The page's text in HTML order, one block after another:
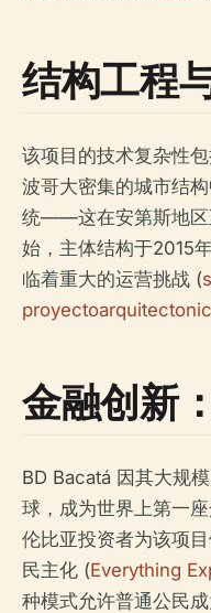
结构工程
该项目的技术复杂性
波哥大密集的城市结
统——这在安第斯地区
始，主体结构于2015
临着重大的运营挑战 (
金融创新
BD Bacatá 因其大规
球，成为世界上第一
伦比亚投资者为该项
民主化 (Everything
种模式允许普通公民